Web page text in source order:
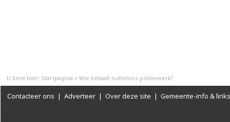
U bent hier: Startpagina » Wie betaalt nutteloos politiewerk?
Contacteer ons | Adverteer | Over deze site | Gemeente-info & links